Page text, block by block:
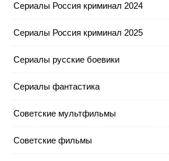
Сериалы Россия криминал 2024
Сериалы Россия криминал 2025
Сериалы русские боевики
Сериалы фантастика
Советские мультфильмы
Советские фильмы